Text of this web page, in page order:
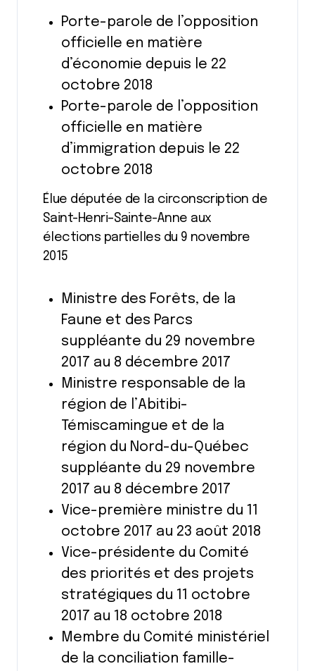
Porte-parole de l’opposition
officielle en matière
d’économie depuis le 22
octobre 2018
Porte-parole de l’opposition
officielle en matière
d’immigration depuis le 22
octobre 2018
Élue députée de la circonscription de
Saint-Henri–Sainte-Anne aux
élections partielles du 9 novembre
2015
Ministre des Forêts, de la
Faune et des Parcs
suppléante du 29 novembre
2017 au 8 décembre 2017
Ministre responsable de la
région de l’Abitibi-
Témiscamingue et de la
région du Nord-du-Québec
suppléante du 29 novembre
2017 au 8 décembre 2017
Vice-première ministre du 11
octobre 2017 au 23 août 2018
Vice-présidente du Comité
des priorités et des projets
stratégiques du 11 octobre
2017 au 18 octobre 2018
Membre du Comité ministériel
de la conciliation famille-